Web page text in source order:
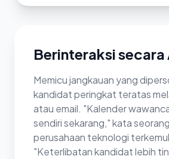
Berinteraksi
Memicu jangkauan yang
kandidat peringkat teratas
atau email. "Kalender
sendiri sekarang," kata
perusahaan teknologi
"Keterlibatan kandidat lebih